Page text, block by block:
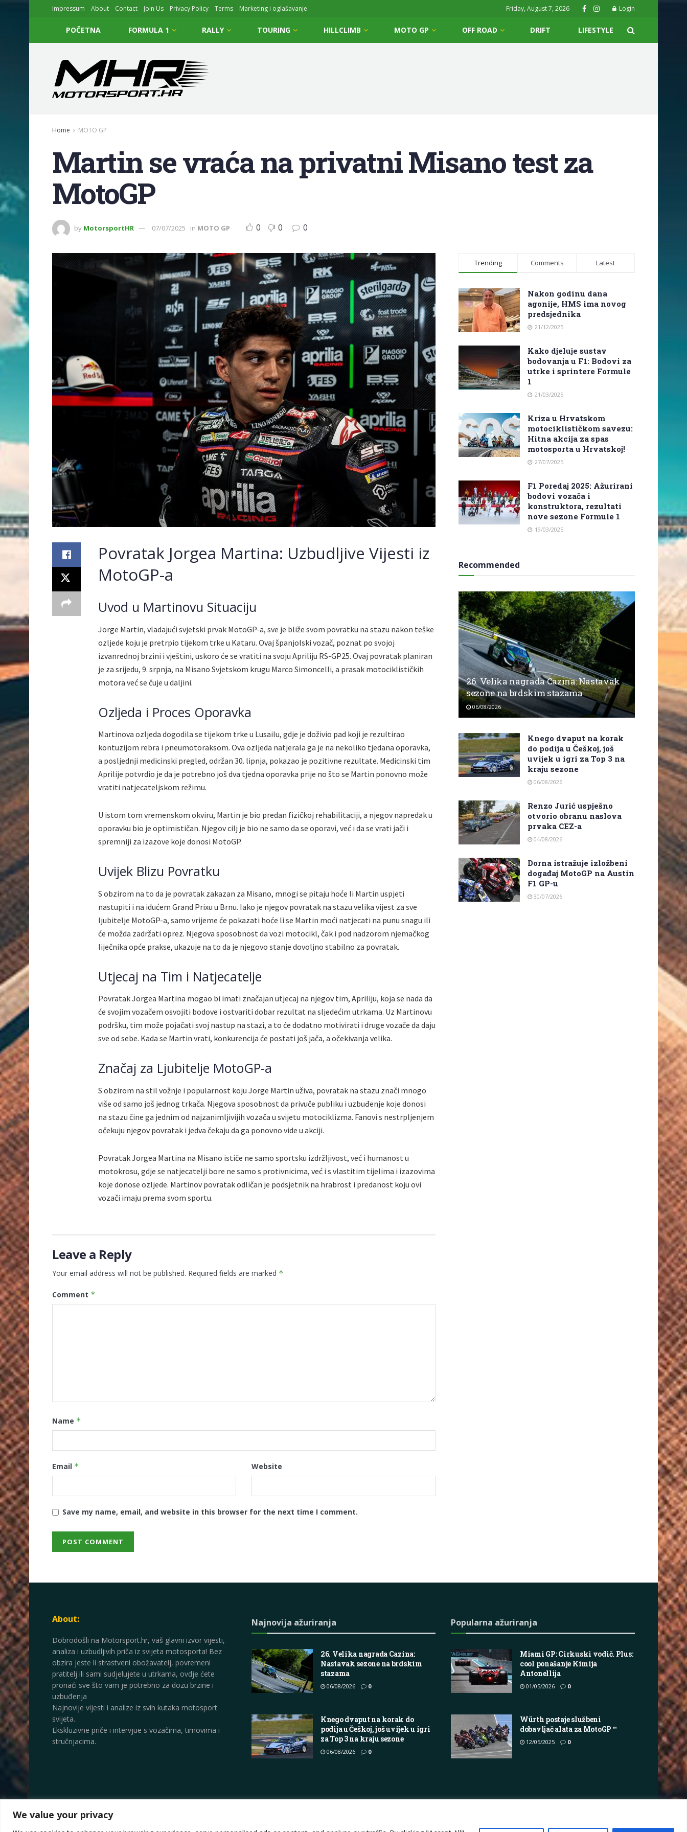
We value your privacy
Impressum About Contact Join Us Privacy Policy Terms Marketing i oglašavanje Friday, August 7, 2026 Login
POČETNA FORMULA 1 RALLY TOURING HILLCLIMB MOTO GP OFF ROAD DRIFT LIFESTYLE
Home MOTO GP
Martin se vraća na privatni Misano test za
MotoGP
by MotorsportHR 07/07/2025 in MOTO GP 0 0 0
Povratak Jorgea Martina: Uzbudljive Vijesti iz
MotoGP-a
Uvod u Martinovu Situaciju
Jorge Martin, vladajući svjetski prvak MotoGP-a, sve je bliže svom povratku na stazu nakon teške
ozljede koju je pretrpio tijekom trke u Kataru. Ovaj španjolski vozač, poznat po svojoj
izvanrednoj brzini i vještini, uskoro će se vratiti na svoju Apriliju RS-GP25. Ovaj povratak planiran
je za srijedu, 9. srpnja, na Misano Svjetskom krugu Marco Simoncelli, a prasak motociklističkih
motora već se čuje u daljini.
Ozljeda i Proces Oporavka
Martinova ozljeda dogodila se tijekom trke u Lusailu, gdje je doživio pad koji je rezultirao
kontuzijom rebra i pneumotoraksom. Ova ozljeda natjerala ga je na nekoliko tjedana oporavka,
a posljednji medicinski pregled, održan 30. lipnja, pokazao je pozitivne rezultate. Medicinski tim
Aprilije potvrdio je da je potrebno još dva tjedna oporavka prije no što se Martin ponovno može
vratiti natjecateljskom režimu.
U istom tom vremenskom okviru, Martin je bio predan fizičkoj rehabilitaciji, a njegov napredak u
oporavku bio je optimističan. Njegov cilj je bio ne samo da se oporavi, već i da se vrati jači i
spremniji za izazove koje donosi MotoGP.
Uvijek Blizu Povratku
S obzirom na to da je povratak zakazan za Misano, mnogi se pitaju hoće li Martin uspjeti
nastupiti i na idućem Grand Prixu u Brnu. Iako je njegov povratak na stazu velika vijest za sve
ljubitelje MotoGP-a, samo vrijeme će pokazati hoće li se Martin moći natjecati na punu snagu ili
će možda zadržati oprez. Njegova sposobnost da vozi motocikl, čak i pod nadzorom njemačkog
liječnika opće prakse, ukazuje na to da je njegovo stanje dovoljno stabilno za povratak.
Utjecaj na Tim i Natjecatelje
Povratak Jorgea Martina mogao bi imati značajan utjecaj na njegov tim, Apriliju, koja se nada da
će svojim vozačem osvojiti bodove i ostvariti dobar rezultat na sljedećim utrkama. Uz Martinovu
podršku, tim može pojačati svoj nastup na stazi, a to će dodatno motivirati i druge vozače da daju
sve od sebe. Kada se Martin vrati, konkurencija će postati još jača, a očekivanja velika.
Značaj za Ljubitelje MotoGP-a
S obzirom na stil vožnje i popularnost koju Jorge Martin uživa, povratak na stazu znači mnogo
više od samo još jednog trkača. Njegova sposobnost da privuče publiku i uzbuđenje koje donosi
na stazu čine ga jednim od najzanimljivijih vozača u svijetu motociklizma. Fanovi s nestrpljenjem
očekuju njegov povratak i jedva čekaju da ga ponovno vide u akciji.
Povratak Jorgea Martina na Misano ističe ne samo sportsku izdržljivost, već i humanost u
motokrosu, gdje se natjecatelji bore ne samo s protivnicima, već i s vlastitim tijelima i izazovima
koje donose ozljede. Martinov povratak odličan je podsjetnik na hrabrost i predanost koju ovi
vozači imaju prema svom sportu.
Leave a Reply
Your email address will not be published. Required fields are marked *
Comment *
Name *
Email * Website
Save my name, email, and website in this browser for the next time I comment.
Trending Comments Latest
Nakon godinu dana
agonije, HMS ima novog
predsjednika
21/12/2025
Kako djeluje sustav
bodovanja u F1: Bodovi za
utrke i sprintere Formule
1
21/03/2025
Kriza u Hrvatskom
motociklističkom savezu:
Hitna akcija za spas
motosporta u Hrvatskoj!
27/07/2025
F1 Poredaj 2025: Ažurirani
bodovi vozača i
konstruktora, rezultati
nove sezone Formule 1
19/03/2025
Recommended
26. Velika nagrada Cazina: Nastavak
sezone na brdskim stazama
06/08/2026
Knego dvaput na korak
do podija u Češkoj, još
uvijek u igri za Top 3 na
kraju sezone
06/08/2026
Renzo Jurić uspješno
otvorio obranu naslova
prvaka CEZ-a
04/08/2026
Dorna istražuje izložbeni
događaj MotoGP na Austin
F1 GP-u
30/07/2026
About:
Dobrodošli na Motorsport.hr, vaš glavni izvor vijesti,
analiza i uzbudljivih priča iz svijeta motosporta! Bez
obzira jeste li strastveni obožavatelj, povremeni
pratitelj ili sami sudjelujete u utrkama, ovdje ćete
pronaći sve što vam je potrebno za dozu brzine i
uzbuđenja
Najnovije vijesti i analize iz svih kutaka motosport
svijeta.
Ekskluzivne priče i intervjue s vozačima, timovima i
stručnjacima.
Najnovija ažuriranja
26. Velika nagrada Cazina:
Nastavak sezone na brdskim
stazama
06/08/2026 0
Knego dvaput na korak do
podija u Češkoj, još uvijek u igri
za Top 3 na kraju sezone
06/08/2026 0
Popularna ažuriranja
Miami GP: Cirkuski vodič. Plus:
cool ponašanje Kimija
Antonellija
01/05/2026 0
Würth postaje službeni
dobavljač alata za MotoGP ™
12/05/2025 0
Privacy Policy Terms Marketing i oglašavanje